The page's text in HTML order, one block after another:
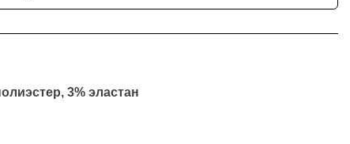
3% эластан